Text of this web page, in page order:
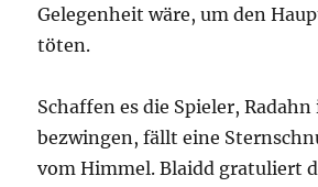
Gelegenheit wäre, um den
töten.
Schaffen es die Spieler,
bezwingen, fällt eine
vom Himmel. Blaidd gratuliert